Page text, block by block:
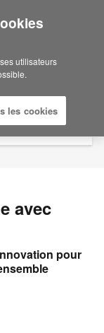
we sell in
avec
pour
utilisateurs
les cookies